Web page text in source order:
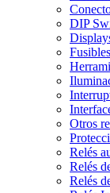
DIP
Otros
Relés
Relés
Relés